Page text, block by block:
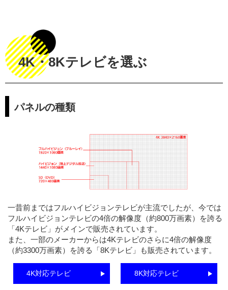
4K・8Kテレビを選ぶ
パネルの種類
一昔前まではフルハイビジョンテレビが主流でしたが、今では
フルハイビジョンテレビの4倍の解像度（約800万画素）を誇る
「4Kテレビ」がメインで販売されています。
また、一部のメーカーからは4Kテレビのさらに4倍の解像度
（約3300万画素）を誇る「8Kテレビ」も販売されています。
4K対応テレビ 8K対応テレビ